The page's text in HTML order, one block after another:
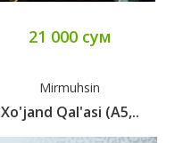
21 000 сум
Mirmuhsin
Xo'jand Qal'asi (A5,..